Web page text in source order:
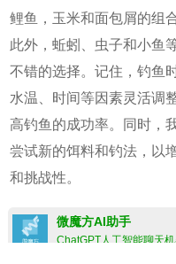
鲤鱼，玉米和面包屑的组
此外，蚯蚓、虫子和小鱼
不错的选择。记住，钓鱼
水温、时间等因素灵活调
高钓鱼的成功率。同时，
尝试新的饵料和钓法，以
和挑战性。
微魔方AI助手
ChatGPT人工智能聊天机